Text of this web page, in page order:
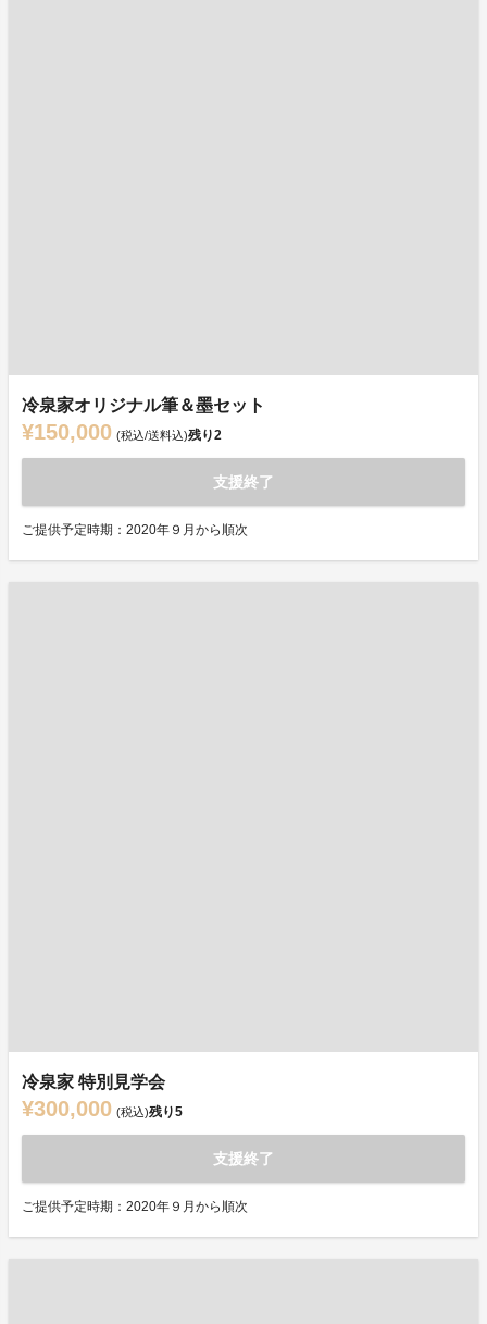
冷泉家オリジナル筆＆墨セット
¥150,000 (税込/送料込)残り2
支援終了
ご提供予定時期：2020年９月から順次
冷泉家 特別見学会
¥300,000 (税込)残り5
支援終了
ご提供予定時期：2020年９月から順次